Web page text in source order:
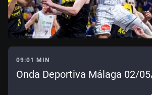
09:01 MIN
Onda Deportiva Málaga 02/